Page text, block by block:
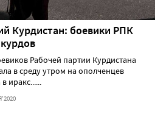
Курдистан: боевики РПК
Рабочей партии Курдистана
в среду утром на ополченцев
иракс......